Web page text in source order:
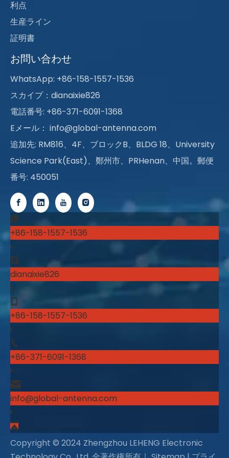
利点
生産ライン
証明書
お問い合わせ
WhatsApp: +86-158-1557-1536
スカイプ：dianaixie826
電話番号: +86-371-6091-1368
Eメール： info@global-antenna.com
追加先: RM816、4F、ブロックB、BLDG 18、University
Science Park(East)、鄭州市、PRHenan、中国。郵便
番号: 450051
+86-158-1557-1536
dianaixie826
+86-158-1557-1536
+86-371-6091-1368
info@global-antenna.com
Copyright © 2024 Zhengzhou LEHENG Electronic